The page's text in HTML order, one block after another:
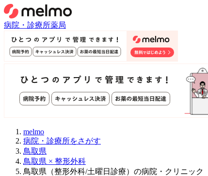
病院・診療所薬局
melmo
病院・診療所をさがす
鳥取県
鳥取県 × 整形外科
鳥取県（整形外科/土曜日診療）の病院・クリニック